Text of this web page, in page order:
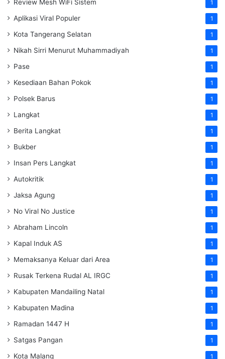
Review Mesh WiFi Sistem 1
Aplikasi Viral Populer 1
Kota Tangerang Selatan 1
Nikah Sirri Menurut Muhammadiyah 1
Pase 1
Kesediaan Bahan Pokok 1
Polsek Barus 1
Langkat 1
Berita Langkat 1
Bukber 1
Insan Pers Langkat 1
Autokritik 1
Jaksa Agung 1
No Viral No Justice 1
Abraham Lincoln 1
Kapal Induk AS 1
Memaksanya Keluar dari Area 1
Rusak Terkena Rudal AL IRGC 1
Kabupaten Mandailing Natal 1
Kabupaten Madina 1
Ramadan 1447 H 1
Satgas Pangan 1
Kota Malang 1